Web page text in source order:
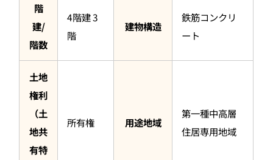
階
建/
階数
4階建 3
階
建物構造
鉄筋コンクリ
ート
土地
権利
（土
地共
有特
所有権 用途地域
第一種中高層
住居専用地域